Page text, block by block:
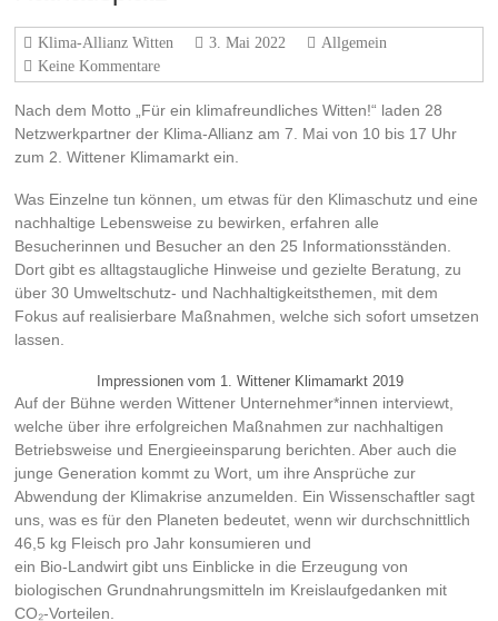
Klima-Allianz Witten 3. Mai 2022
Allgemein
Keine Kommentare
Nach dem Motto „Für ein klimafreundliches Witten!“ laden 28
Netzwerkpartner der Klima-Allianz am 7. Mai von 10 bis 17 Uhr
zum 2. Wittener Klimamarkt ein.
Was Einzelne tun können, um etwas für den Klimaschutz und eine
nachhaltige Lebensweise zu bewirken, erfahren alle
Besucherinnen und Besucher an den 25 Informationsständen.
Dort gibt es alltagstaugliche Hinweise und gezielte Beratung, zu
über 30 Umweltschutz- und Nachhaltigkeitsthemen, mit dem
Fokus auf realisierbare Maßnahmen, welche sich sofort umsetzen
lassen.
Impressionen vom 1. Wittener Klimamarkt 2019
Auf der Bühne werden Wittener Unternehmer*innen interviewt,
welche über ihre erfolgreichen Maßnahmen zur nachhaltigen
Betriebsweise und Energieeinsparung berichten. Aber auch die
junge Generation kommt zu Wort, um ihre Ansprüche zur
Abwendung der Klimakrise anzumelden. Ein Wissenschaftler sagt
uns, was es für den Planeten bedeutet, wenn wir durchschnittlich
46,5 kg Fleisch pro Jahr konsumieren und
ein Bio-Landwirt gibt uns Einblicke in die Erzeugung von
biologischen Grundnahrungsmitteln im Kreislaufgedanken mit
CO₂-Vorteilen.